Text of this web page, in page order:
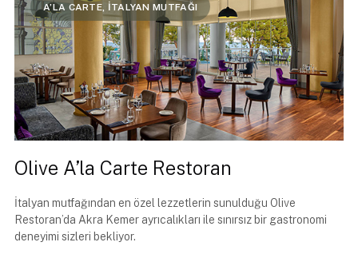
Olive A’la Carte Restoran
İtalyan mutfağından en özel lezzetlerin sunulduğu Olive
Restoran’da Akra Kemer ayrıcalıkları ile sınırsız bir gastronomi
deneyimi sizleri bekliyor.
A’LA CARTE, İTALYAN MUTFAĞI